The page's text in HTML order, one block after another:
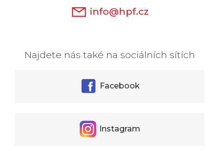
info@hpf.cz
Najdete nás také na sociálních sítích
Facebook
Instagram